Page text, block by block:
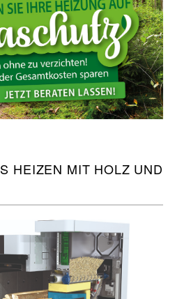
HEIZEN MIT HOLZ UND